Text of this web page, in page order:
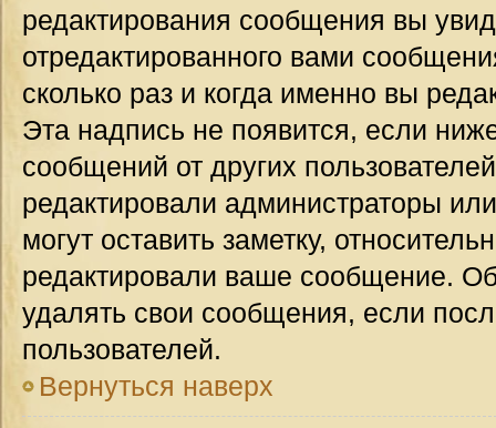
редактирования сообщения вы
отредактированного вами
сколько раз и когда именно вы
Эта надпись не появится, если
сообщений от других
редактировали администраторы
могут оставить заметку,
редактировали ваше сообщение.
удалять свои сообщения, если
пользователей.
Вернуться наверх